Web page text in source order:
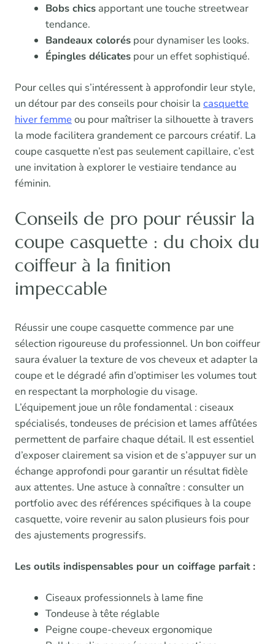
Bobs chicsapportant une touche streetwear
tendance.
Bandeaux coloréspour dynamiser les looks.
Épingles délicatespour un effet sophistiqué.
Pour celles qui s’intéressent à approfondir leur style,
un détour par des conseils pour choisir la casquette
hiver femme ou pour maîtriser la silhouette à travers
la mode facilitera grandement ce parcours créatif. La
coupe casquette n’est pas seulement capillaire, c’est
une invitation à explorer le vestiaire tendance au
féminin.
Conseils de pro pour réussir la
coupe casquette : du choix du
coiffeur à la finition
impeccable
Réussir une coupe casquette commence par une
sélection rigoureuse du professionnel. Un bon coiffeur
saura évaluer la texture de vos cheveux et adapter la
coupe et le dégradé afin d’optimiser les volumes tout
en respectant la morphologie du visage.
L’équipement joue un rôle fondamental : ciseaux
spécialisés, tondeuses de précision et lames affûtées
permettent de parfaire chaque détail. Il est essentiel
d’exposer clairement sa vision et de s’appuyer sur un
échange approfondi pour garantir un résultat fidèle
aux attentes. Une astuce à connaître : consulter un
portfolio avec des références spécifiques à la coupe
casquette, voire revenir au salon plusieurs fois pour
des ajustements progressifs.
Les outils indispensables pour un coiffage parfait :
Ciseaux professionnels à lame fine
Tondeuse à tête réglable
Peigne coupe-cheveux ergonomique